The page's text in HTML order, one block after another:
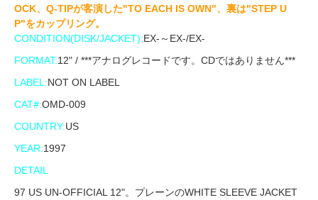
OCK、Q-TIPが客演した"TO EACH IS OWN"、裏は"STEP U
P"をカップリング。
CONDITION(DISK/JACKET):EX-～EX-/EX-
FORMAT:12" / ***アナログレコードです。CDではありません***
LABEL:NOT ON LABEL
CAT#:OMD-009
COUNTRY:US
YEAR:1997
DETAIL
97 US UN-OFFICIAL 12"。プレーンのWHITE SLEEVE JACKET